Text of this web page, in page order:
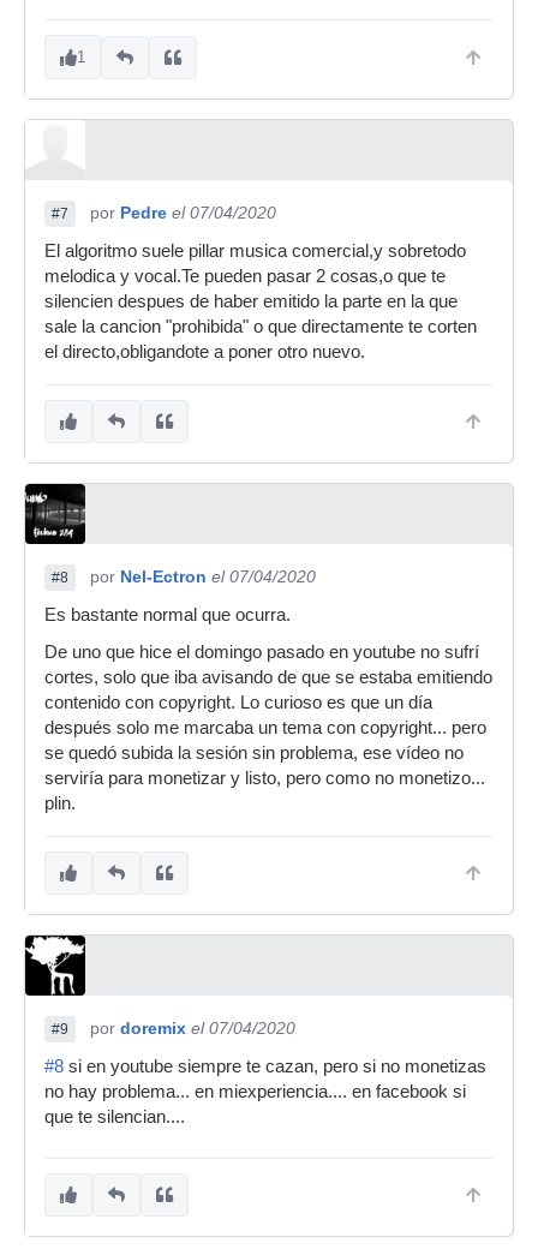
1
#7 por Pedre el 07/04/2020
El algoritmo suele pillar musica comercial,y sobretodo
melodica y vocal.Te pueden pasar 2 cosas,o que te
silencien despues de haber emitido la parte en la que
sale la cancion "prohibida" o que directamente te corten
el directo,obligandote a poner otro nuevo.
#8 por Nel-Ectron el 07/04/2020
Es bastante normal que ocurra.
De uno que hice el domingo pasado en youtube no sufrí
cortes, solo que iba avisando de que se estaba emitiendo
contenido con copyright. Lo curioso es que un día
después solo me marcaba un tema con copyright... pero
se quedó subida la sesión sin problema, ese vídeo no
serviría para monetizar y listo, pero como no monetizo...
plin.
#9 por doremix el 07/04/2020
#8 si en youtube siempre te cazan, pero si no monetizas
no hay problema... en miexperiencia.... en facebook si
que te silencian....